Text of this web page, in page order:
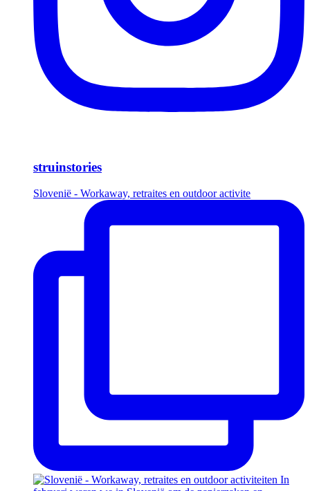
struinstories
Slovenië - Workaway, retraites en outdoor activite